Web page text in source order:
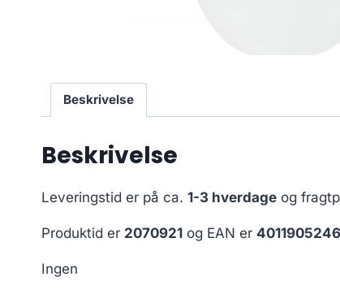
Beskrivelse
Beskrivelse
Leveringstid er på ca. 1-3 hverdage og
Produktid er 2070921 og EAN er
Ingen